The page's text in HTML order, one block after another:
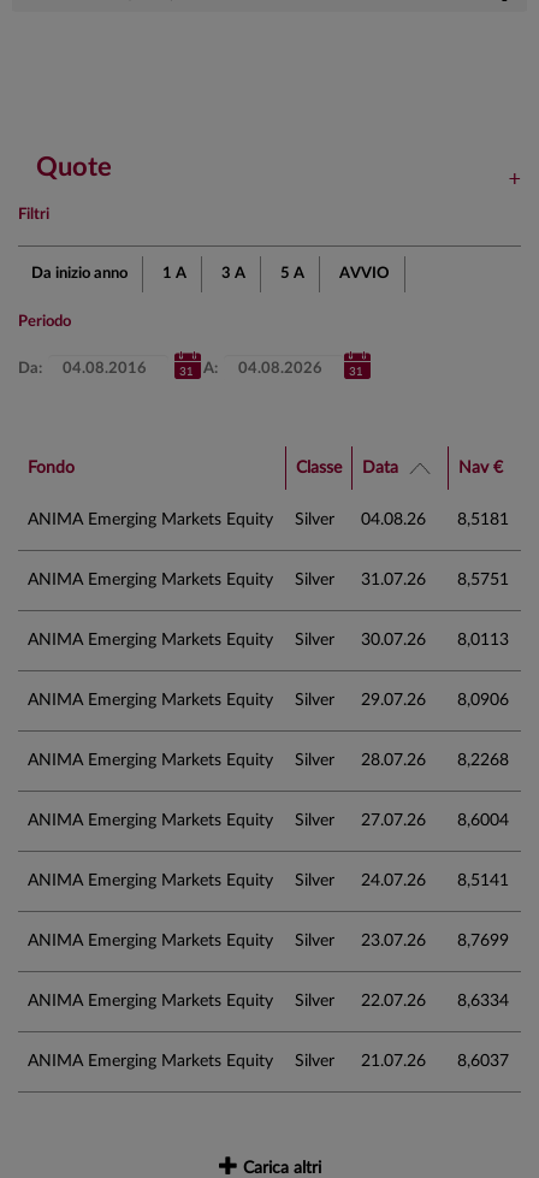
Quote
Filtri
Da inizio anno 1 A 3 A 5 A AVVIO
Periodo
Da: A:
Fondo Classe Data Nav €
ANIMA Emerging Markets Equity Silver 04.08.26 8,5181
ANIMA Emerging Markets Equity Silver 31.07.26 8,5751
ANIMA Emerging Markets Equity Silver 30.07.26 8,0113
ANIMA Emerging Markets Equity Silver 29.07.26 8,0906
ANIMA Emerging Markets Equity Silver 28.07.26 8,2268
ANIMA Emerging Markets Equity Silver 27.07.26 8,6004
ANIMA Emerging Markets Equity Silver 24.07.26 8,5141
ANIMA Emerging Markets Equity Silver 23.07.26 8,7699
ANIMA Emerging Markets Equity Silver 22.07.26 8,6334
ANIMA Emerging Markets Equity Silver 21.07.26 8,6037
Carica altri